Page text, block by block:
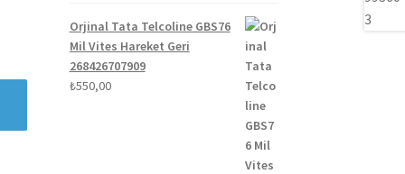
Orjinal Tata Telcoline GBS76
Mil Vites Hareket Geri
268426707909
₺550,00